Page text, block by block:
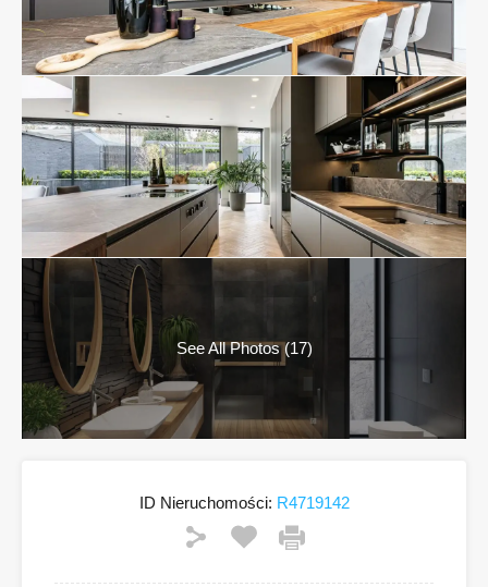
See All Photos (17)
ID Nieruchomości: R4719142